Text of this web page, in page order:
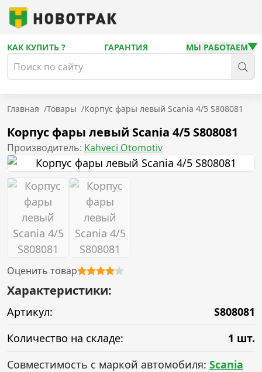
КАК КУПИТЬ ? ГАРАНТИЯ МЫ РАБОТАЕМ
Главная /Товары /Корпус фары левый Scania 4/5 S808081
Корпус фары левый Scania 4/5 S808081
Производитель: Kahveci Otomotiv
Оценить товар
Характеристики:
Артикул:
S808081
Количество на складе:
1 шт.
Совместимость с маркой автомобиля: Scania